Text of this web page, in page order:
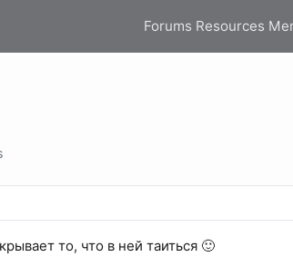
Forums Resources
то, что в ней таиться 🙂